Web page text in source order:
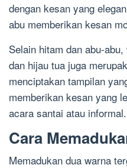
dengan kesan yang
abu memberikan kesan
Selain hitam dan abu-
dan hijau tua juga
menciptakan tampilan
memberikan kesan yang
acara santai atau informal.
Cara
Memadukan dua warna